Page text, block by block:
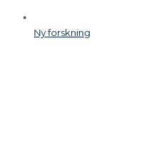
Ny forskning